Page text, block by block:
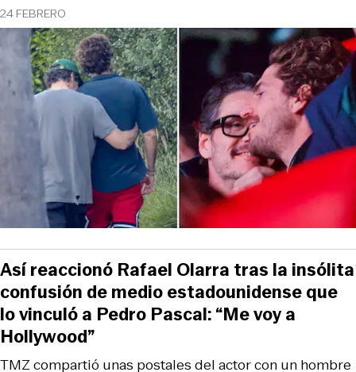
24 FEBRERO
TMZ compartió unas postales del actor con un hombre
Así reaccionó Rafael Olarra tras la insólita
confusión de medio estadounidense que
lo vinculó a Pedro Pascal: “Me voy a
Hollywood”